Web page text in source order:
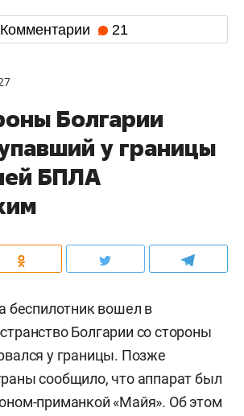
Комментарии 21
Болгарии
у границы
БПЛА
беспилотник вошел в
Болгарии со стороны
у границы. Позже
сообщило, что аппарат был
приманкой «Майя». Об этом